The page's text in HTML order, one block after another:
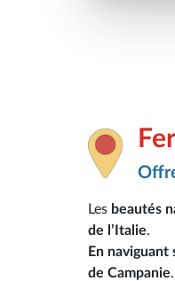
Les beautés
de l’Italie.
En
de Campanie